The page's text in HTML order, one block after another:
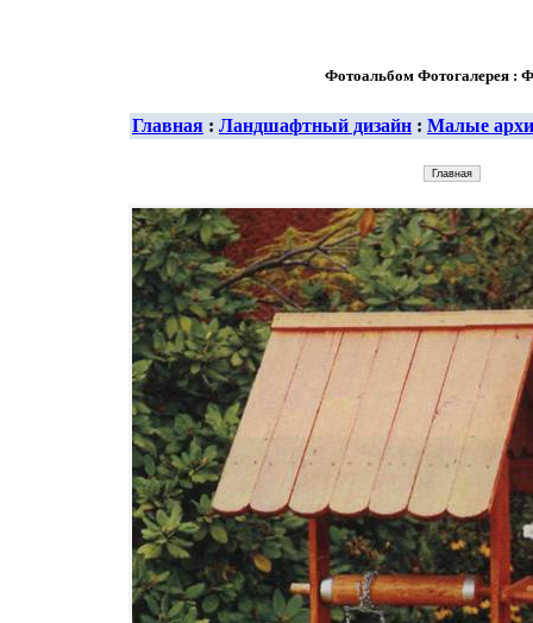
Фотоальбом Фотогалерея :
Главная : Ландшафтный дизайн : Малые